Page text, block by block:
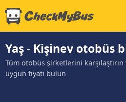
Yaş - Kişinev otobüs
Tüm otobüs şirketlerini
uygun fiyatı bulun